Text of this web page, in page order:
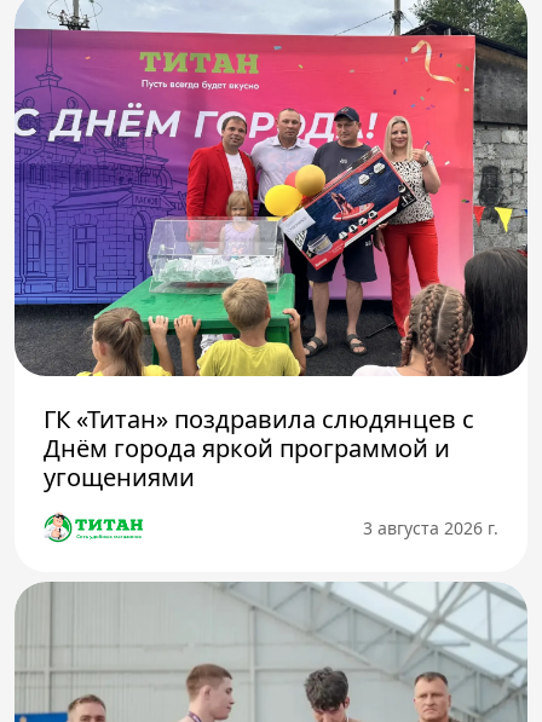
ГК «Титан» поздравила слюдянцев с
Днём города яркой программой и
угощениями
3 августа 2026 г.